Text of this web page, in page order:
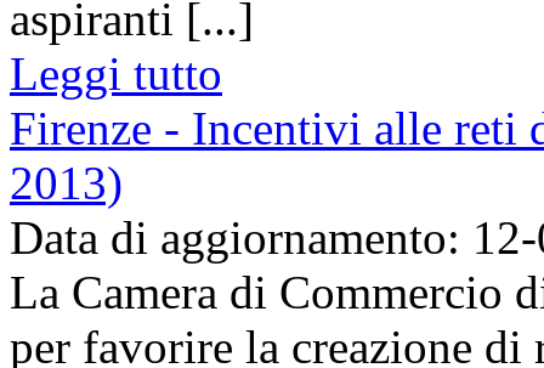
aspiranti [...]
Leggi tutto
Firenze - Incentivi alle reti
2013)
Data di aggiornamento:
La Camera di Commercio
per favorire la creazione